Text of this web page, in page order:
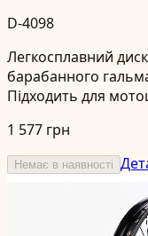
D-4098
Легкосплавний
барабанного
Підходить для
1 577 грн
Немає в наявності